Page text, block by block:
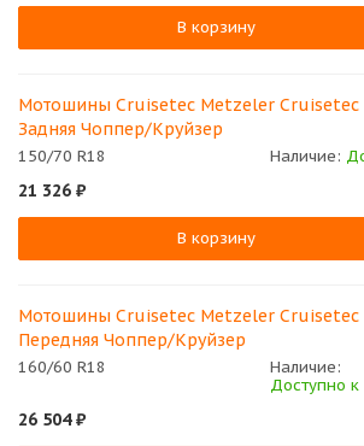
В корзину
Мотошины Cruisetec Metzeler Cruisetec
Задняя Чоппер/Круйзер
150/70 R18 Наличие:
21 326 ₽
В корзину
Мотошины Cruisetec Metzeler Cruisetec
Передняя Чоппер/Круйзер
160/60 R18
Наличие:
Доступно к
26 504₽